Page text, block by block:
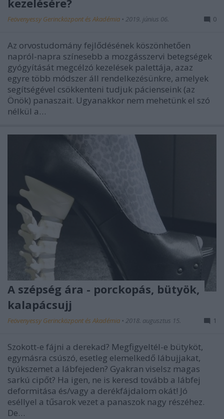
kezelésére?
Feövenyessy Gerincközpont és Akadémia • 2019. június 06. 0
Az orvostudomány fejlődésének köszönhetően
napról-napra színesebb a mozgásszervi betegségek
gyógyítását megcélzó kezelések palettája, azaz
egyre több módszer áll rendelkezésünkre, amelyek
segítségével csökkenteni tudjuk pácienseink (az
Önök) panaszait. Ugyanakkor nem mehetünk el szó
nélkül a…
A szépség ára - porckopás, bütyök,
kalapácsujj
Feövenyessy Gerincközpont és Akadémia • 2018. augusztus 15. 1
Szokott-e fájni a derekad? Megfigyeltél-e bütyköt,
egymásra csúszó, esetleg elemelkedő lábujjakat,
tyúkszemet a lábfejeden? Gyakran viselsz magas
sarkú cipőt? Ha igen, ne is keresd tovább a lábfej
deformitása és/vagy a derékfájdalom okát! Jó
eséllyel a tűsarok vezet a panaszok nagy részéhez.
De…